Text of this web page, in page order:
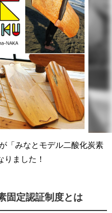
「みなとモデル二酸化炭素
りました！
固定認証制度とは